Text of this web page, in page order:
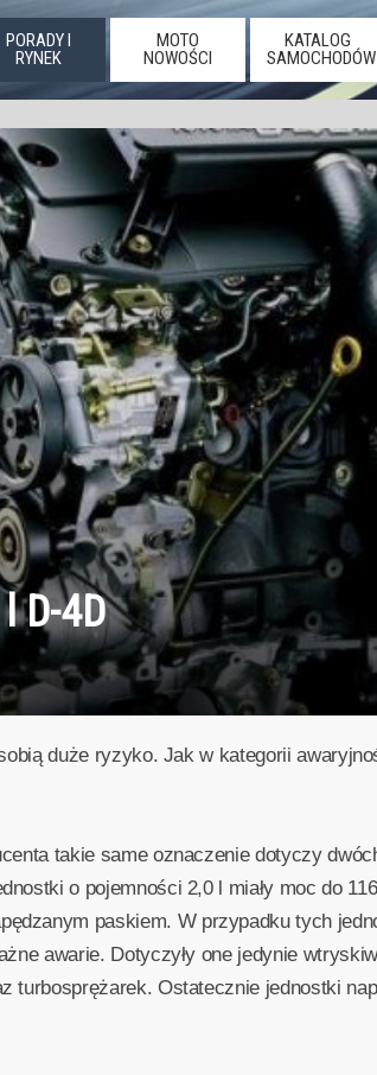
PORADY I
RYNEK
MOTO
NOWOŚCI
KATALOG
SAMOCHODÓW
D-4D
duże ryzyko. Jak w kategorii
takie same oznaczenie dotyczy
o pojemności 2,0 l miały moc do
paskiem. W przypadku tych
awarie. Dotyczyły one jedynie
turbosprężarek. Ostatecznie jednostki